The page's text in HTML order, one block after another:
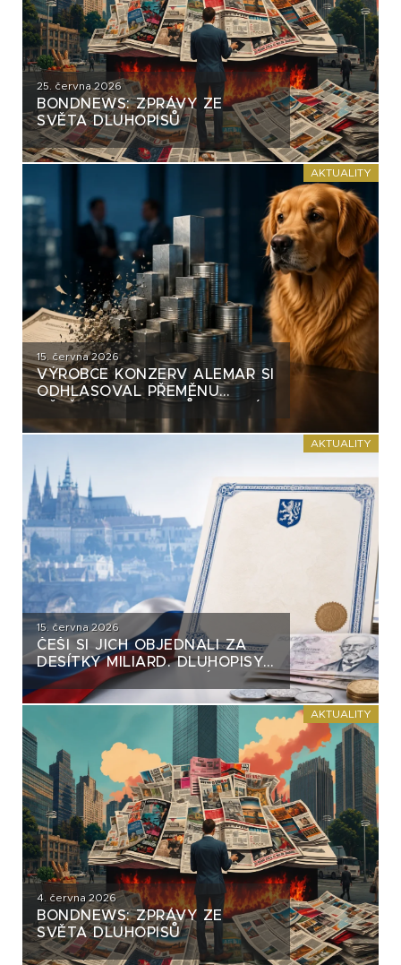
25. června 2026
BONDNEWS: ZPRÁVY ZE
SVĚTA DLUHOPISŮ
AKTUALITY
15. června 2026
VÝROBCE KONZERV ALEMAR SI
ODHLASOVAL PŘEMĚNU
VĚTŠINY DLUHOPISŮ. VZNIKÁ
NA TRHU NEBEZPEČNÝ
AKTUALITY
15. června 2026
ČEŠI SI JICH OBJEDNALI ZA
DESÍTKY MILIARD. DLUHOPISY
REPUBLIKY NASTAVUJÍ
FIREMNÍM EMISÍM NEPŘÍJEMNÉ
AKTUALITY
4. června 2026
BONDNEWS: ZPRÁVY ZE
SVĚTA DLUHOPISŮ